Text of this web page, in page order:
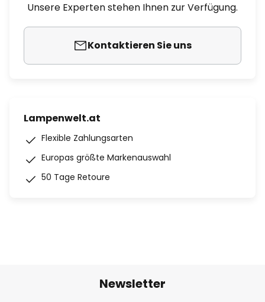
Unsere Experten stehen Ihnen zur Verfügung.
Kontaktieren Sie uns
Lampenwelt.at
Flexible Zahlungsarten
Europas größte Markenauswahl
50 Tage Retoure
Newsletter